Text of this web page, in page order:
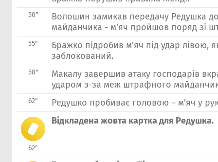
50"
Волошин замикав передачу Редушка
майданчика - м'яч пройшов поряд зі
55"
Бражко підробив м'яч пiд удар лівою,
заблокований.
58"
Макалу завершив атаку господарів
ударом з-за меж штрафного
62" Редушко пробиває головою – м'яч у
62"
Відкладена жовта картка для Редушка.